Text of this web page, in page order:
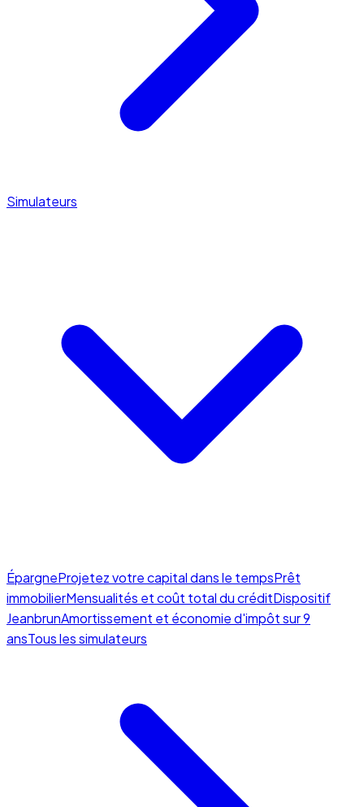
Simulateurs
ÉpargneProjetez votre capital dans le tempsPrêt
immobilierMensualités et coût total du créditDispositif
JeanbrunAmortissement et économie d'impôt sur 9
ansTous les simulateurs